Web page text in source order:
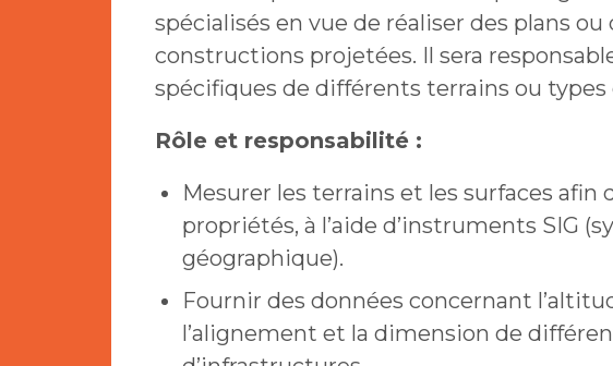
spécialisés en vue de réaliser des plans
constructions projetées. Il sera
spécifiques de différents terrains ou types
Rôle et responsabilité :
Mesurer les terrains et les surfaces afin
propriétés, à l’aide d’instruments SIG
géographique).
Fournir des données concernant
l’alignement et la dimension de